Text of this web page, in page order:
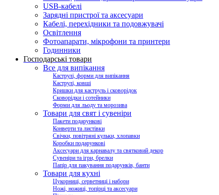
USB-кабелі
Зарядні пристрої та аксесуари
Кабелі, перехідники та подовжувачі
Освітлення
Фотоапарати, мікрофони та принтери
Годинники
Господарські товари
Все для випікання
Каструлі, форми для випікання
Каструлі, ковші
Кришки для каструль і сковорідок
Сковорідки і сотейники
Форми для льоду та морозива
Товари для свят і сувеніри
Пакети подарункові
Конверти та листівки
Свічки, повітряні кульки, хлопавки
Коробки подарункові
Аксесуари для карнавалу та святковий декор
Сувеніри та ігри, брелки
Папір для пакування подарунків, банти
Товари для кухні
Цукорниці, серветниці і набори
Ножі, ножиці, топірці та аксесуари